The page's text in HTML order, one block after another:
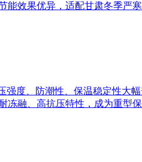
效果优异，适配甘肃冬季严
度、防潮性、保温稳定性大
融、高抗压特性，成为重型保